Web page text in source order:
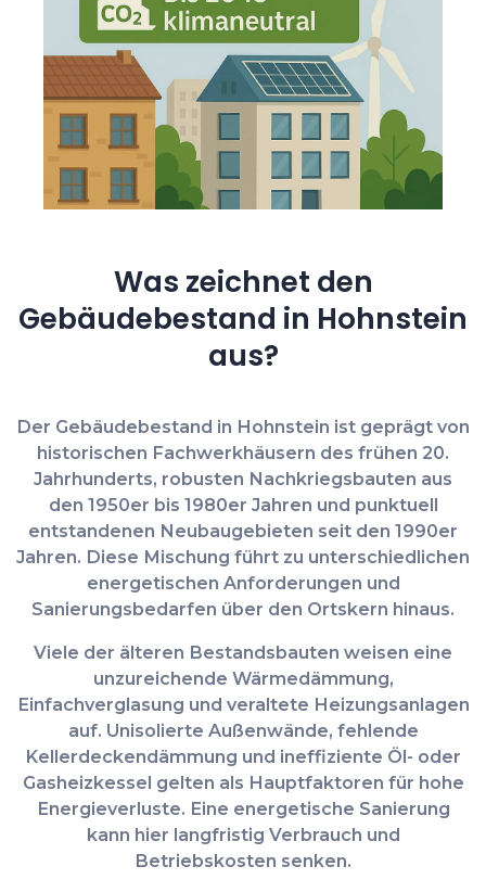
Was zeichnet den
Gebäudebestand in Hohnstein
aus?
Der Gebäudebestand in Hohnstein ist geprägt von
historischen Fachwerkhäusern des frühen 20.
Jahrhunderts, robusten Nachkriegsbauten aus
den 1950er bis 1980er Jahren und punktuell
entstandenen Neubaugebieten seit den 1990er
Jahren. Diese Mischung führt zu unterschiedlichen
energetischen Anforderungen und
Sanierungsbedarfen über den Ortskern hinaus.
Viele der älteren Bestandsbauten weisen eine
unzureichende Wärmedämmung,
Einfachverglasung und veraltete Heizungsanlagen
auf. Unisolierte Außenwände, fehlende
Kellerdeckendämmung und ineffiziente Öl- oder
Gasheizkessel gelten als Hauptfaktoren für hohe
Energieverluste. Eine energetische Sanierung
kann hier langfristig Verbrauch und
Betriebskosten senken.